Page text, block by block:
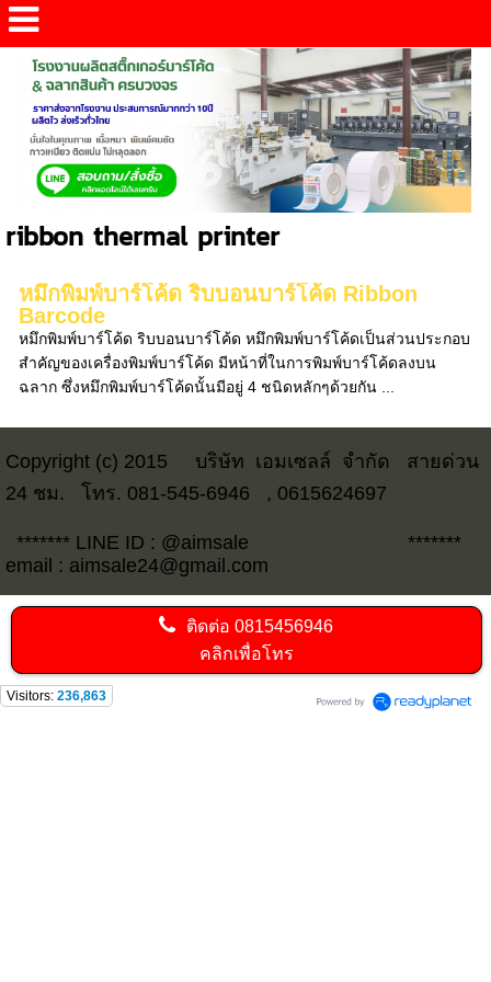
ribbon thermal printer
หมึกพิมพ์บาร์โค้ด ริบบอนบาร์โค้ด Ribbon
Barcode
หมึกพิมพ์บาร์โค้ด ริบบอนบาร์โค้ด หมึกพิมพ์บาร์โค้ดเป็นส่วนประกอบ
สำคัญของเครื่องพิมพ์บาร์โค้ด มีหน้าที่ในการพิมพ์บาร์โค้ดลงบน
ฉลาก ซึ่งหมึกพิมพ์บาร์โค้ดนั้นมีอยู่ 4 ชนิดหลักๆด้วยกัน ...
Copyright (c) 2015
บริษัท เอมเซลล์ จำกัด สายด่วน
24 ชม. โทร. 081-545-6946 , 0615624697
******* LINE ID : @aimsale *******
email : aimsale24@gmail.com
ติดต่อ0815456946
คลิกเพื่อโทร
Visitors: 236,863